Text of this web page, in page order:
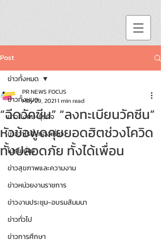
Post
ข่าวทั้งหมด
ข่าวสังคม-ธุรกิจ
ข่าววาไรตี้-ท่องเที่ยว
โปรโมชั่น!!
ข่าวสุขภาพและความงาม
ข่าวหน่วยงานราชการ
ข่าวงานประชุม-อบรมสัมมนา
ข่าวทั่วไป
ข่าวการศึกษา
ข่าวทั้งหมด
“ฉีดวัคซีน” “ลงทะเบียนวัคซีน”
หัวข้อพูดคุยยอดฮิตช่วงโควิด
ทั้งปลอดภัย ทั้งได้เพื่อน
PR NEWS FOCUS
May 29, 20211 min read